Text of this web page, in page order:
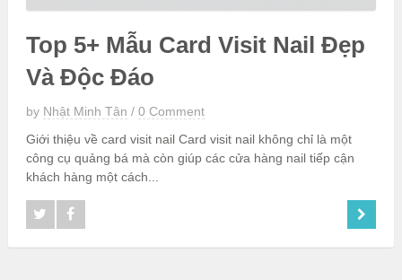
Top 5+ Mẫu Card Visit Nail Đẹp
Và Độc Đáo
by Nhật Minh Tân / 0 Comment
Giới thiệu về card visit nail Card visit nail không chỉ là một
công cụ quảng bá mà còn giúp các cửa hàng nail tiếp cận
khách hàng một cách...